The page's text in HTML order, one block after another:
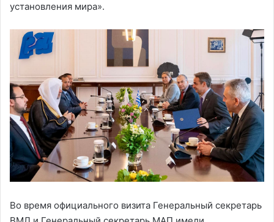
установления мира».
Во время официального визита Генеральный секретарь